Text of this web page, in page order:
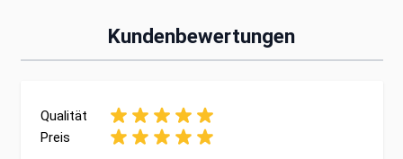
Kundenbewertungen
Qualität
Preis